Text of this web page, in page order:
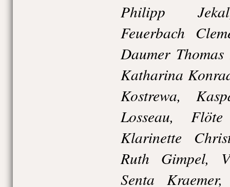
Philipp
Feuerbach
Daumer
Katharina
Kostrewa,
Losseau,
Klarinette
Ruth Gimpel,
Senta